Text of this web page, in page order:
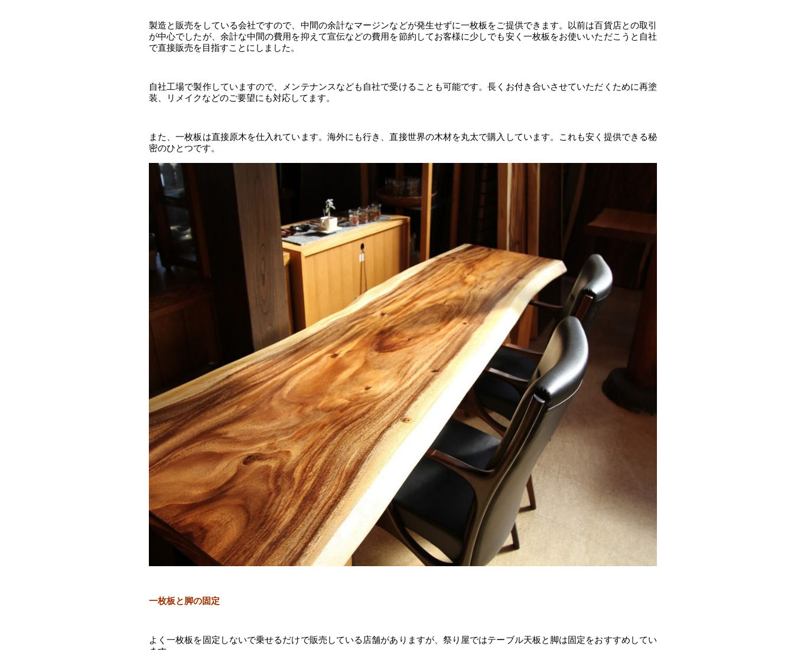
製造と販売をしている会社ですので、中間の余計なマージンなどが発生せずに一枚板をご提供できます。以前は百貨店との取引
が中心でしたが、余計な中間の費用を抑えて宣伝などの費用を節約してお客様に少しでも安く一枚板をお使いいただこうと自社
で直接販売を目指すことにしました。
自社工場で製作していますので、メンテナンスなども自社で受けることも可能です。長くお付き合いさせていただくために再塗
装、リメイクなどのご要望にも対応してます。
また、一枚板は直接原木を仕入れています。海外にも行き、直接世界の木材を丸太で購入しています。これも安く提供できる秘
密のひとつです。
一枚板と脚の固定
よく一枚板を固定しないで乗せるだけで販売している店舗がありますが、祭り屋ではテーブル天板と脚は固定をおすすめしてい